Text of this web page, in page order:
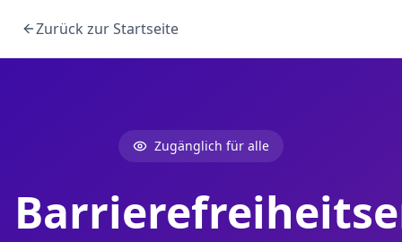
Zurück zur Startseite
Zugänglich für alle